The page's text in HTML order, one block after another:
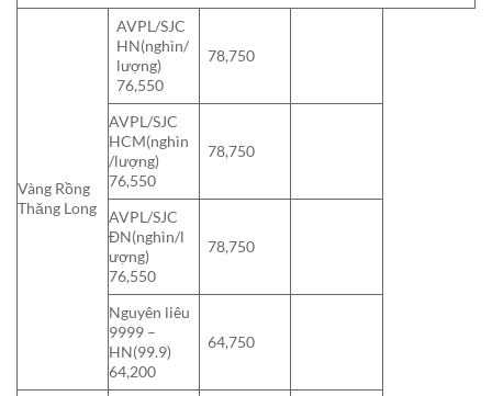
Vàng Rồng
Thăng Long
AVPL/SJC
HN(nghìn/
lượng)
76,550
78,750
AVPL/SJC
HCM(nghìn
/lượng)
76,550
78,750
AVPL/SJC
ĐN(nghìn/l
ượng)
76,550
78,750
Nguyên liêu
9999 –
HN(99.9)
64,200
64,750